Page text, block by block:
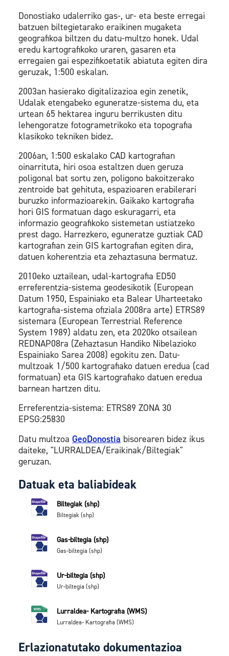
Donostiako udalerriko gas-, ur- eta beste erregai
batzuen biltegietarako eraikinen mugaketa
geografikoa biltzen du datu-multzo honek. Udal
eredu kartografikoko uraren, gasaren eta
erregaien gai espezifikoetatik abiatuta egiten dira
geruzak, 1:500 eskalan.
2003an hasierako digitalizazioa egin zenetik,
Udalak etengabeko eguneratze-sistema du, eta
urtean 65 hektarea inguru berrikusten ditu
lehengoratze fotogrametrikoko eta topografia
klasikoko tekniken bidez.
2006an, 1:500 eskalako CAD kartografian
oinarrituta, hiri osoa estaltzen duen geruza
poligonal bat sortu zen, poligono bakoitzerako
zentroide bat gehituta, espazioaren erabilerari
buruzko informazioarekin. Gaikako kartografia
hori GIS formatuan dago eskuragarri, eta
informazio geografikoko sistemetan ustiatzeko
prest dago. Harrezkero, eguneratze guztiak CAD
kartografian zein GIS kartografian egiten dira,
datuen koherentzia eta zehaztasuna bermatuz.
2010eko uztailean, udal-kartografia ED50
erreferentzia-sistema geodesikotik (European
Datum 1950, Espainiako eta Balear Uharteetako
kartografia-sistema ofiziala 2008ra arte) ETRS89
sistemara (European Terrestrial Reference
System 1989) aldatu zen, eta 2020ko otsailean
REDNAP08ra (Zehaztasun Handiko Nibelazioko
Espainiako Sarea 2008) egokitu zen. Datu-
multzoak 1/500 kartografiako datuen eredua (cad
formatuan) eta GIS kartografiako datuen eredua
barnean hartzen ditu.
Erreferentzia-sistema: ETRS89 ZONA 30
EPSG:25830
Datu multzoa GeoDonostia bisorearen bidez ikus
daiteke, "LURRALDEA/Eraikinak/Biltegiak"
geruzan.
Datuak eta baliabideak
Biltegiak (shp)
Biltegiak (shp)
Gas-biltegia (shp)
Gas-biltegia (shp)
Ur-biltegia (shp)
Ur-biltegia (shp)
Lurraldea- Kartografia (WMS)
Lurraldea- Kartografia (WMS)
Erlazionatutako dokumentazioa